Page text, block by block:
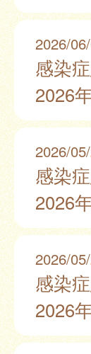
2026/
感染
2026
2026/
感染
2026
2026/
感染
2026